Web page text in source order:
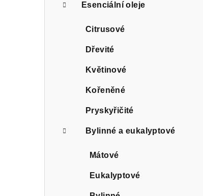
Esenciální oleje
Citrusové
Dřevité
Květinové
Kořeněné
Pryskyřičité
Bylinné a eukalyptové
Mátové
Eukalyptové